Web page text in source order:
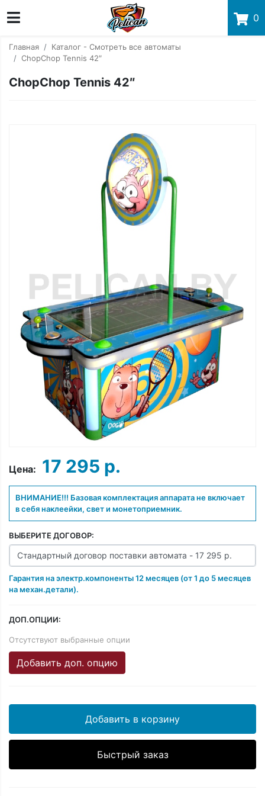
0
Главная
Каталог - Смотреть все автоматы
ChopChop Tennis 42″
ChopChop Tennis 42″
Цена: 17 295 р.
ВНИМАНИЕ!!! Базовая комплектация аппарата не включает
в себя наклеейки, свет и монетоприемник.
ВЫБЕРИТЕ ДОГОВОР:
Гарантия на электр.компоненты 12 месяцев (от 1 до 5 месяцев
на механ.детали).
ДОП.ОПЦИИ:
Отсутствуют выбранные опции
Добавить доп. опцию
Добавить в корзину
Быстрый заказ